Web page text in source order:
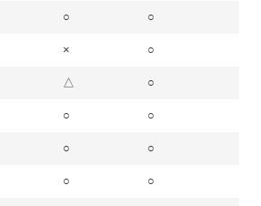
○ ○
× ○
△ ○
○ ○
○ ○
○ ○